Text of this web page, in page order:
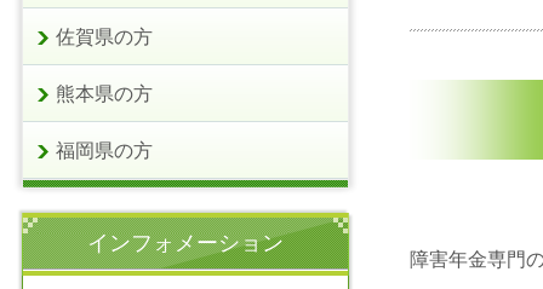
障害年金専門
佐賀県の方
熊本県の方
福岡県の方
インフォメーション